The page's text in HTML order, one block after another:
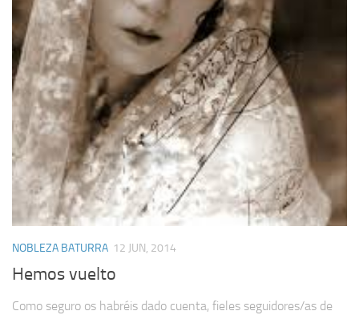
NOBLEZA BATURRA 12 JUN, 2014
Hemos vuelto
Como seguro os habréis dado cuenta, fieles seguidores/as de